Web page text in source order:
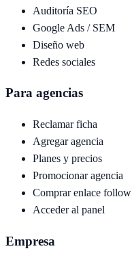
Auditoría SEO
Google Ads / SEM
Diseño web
Redes sociales
Para agencias
Reclamar ficha
Agregar agencia
Planes y precios
Promocionar agencia
Comprar enlace follow
Acceder al panel
Empresa